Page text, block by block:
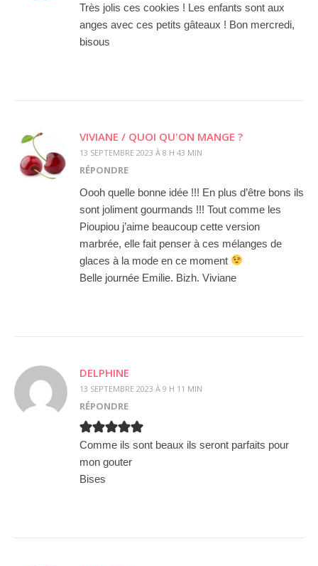
Très jolis ces cookies ! Les enfants sont aux
anges avec ces petits gâteaux ! Bon mercredi,
bisous
VIVIANE / QUOI QU'ON MANGE ?
13 SEPTEMBRE 2023 À 8 H 43 MIN
RÉPONDRE
Oooh quelle bonne idée !!! En plus d’être bons ils
sont joliment gourmands !!! Tout comme les
Pioupiou j’aime beaucoup cette version
marbrée, elle fait penser à ces mélanges de
glaces à la mode en ce moment
Belle journée Emilie. Bizh. Viviane
DELPHINE
13 SEPTEMBRE 2023 À 9 H 11 MIN
RÉPONDRE
Comme ils sont beaux ils seront parfaits pour
mon gouter
Bises